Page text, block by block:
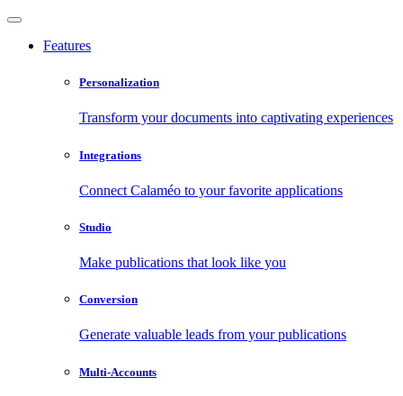
Features
Personalization
Transform your documents into captivating experiences
Integrations
Connect Calaméo to your favorite applications
Studio
Make publications that look like you
Conversion
Generate valuable leads from your publications
Multi-Accounts